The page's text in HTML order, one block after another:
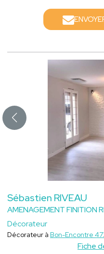
Sébastien RIVEAU
AMENAGEMENT FINITION
Décorateur
Fiche
Décorateur à Bon-Encontre